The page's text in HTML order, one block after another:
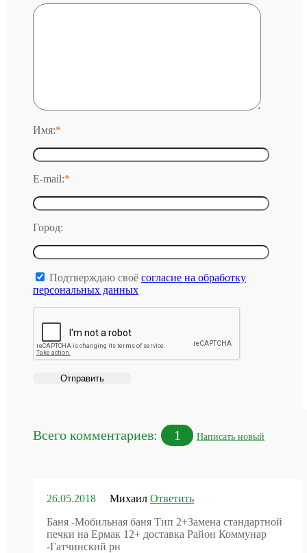
Имя:*
E-mail:*
Город:
Подтверждаю своё согласие на обработку
персональных данных
Всего комментариев: 1 Написать новый
26.05.2018 Михаил Ответить
Баня -Мобильная баня Тип 2+Замена стандартной
печки на Ермак 12+ доставка Район Коммунар
-Гатчинский рн